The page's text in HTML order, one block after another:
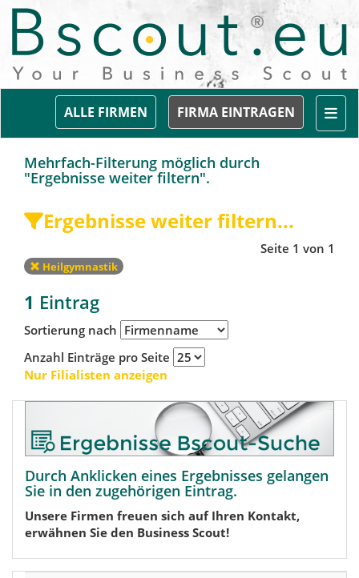
FIRMA EINTRAGEN
ALLE FIRMEN
Mehrfach-Filterung möglich durch
"Ergebnisse weiter filtern".
Ergebnisse weiter filtern...
Seite 1 von 1
Heilgymnastik
1 Eintrag
Sortierung nach
Anzahl Einträge pro Seite
Nur Filialisten anzeigen
Durch Anklicken eines Ergebnisses gelangen
Sie in den zugehörigen Eintrag.
Unsere Firmen freuen sich auf Ihren Kontakt,
erwähnen Sie den Business Scout!